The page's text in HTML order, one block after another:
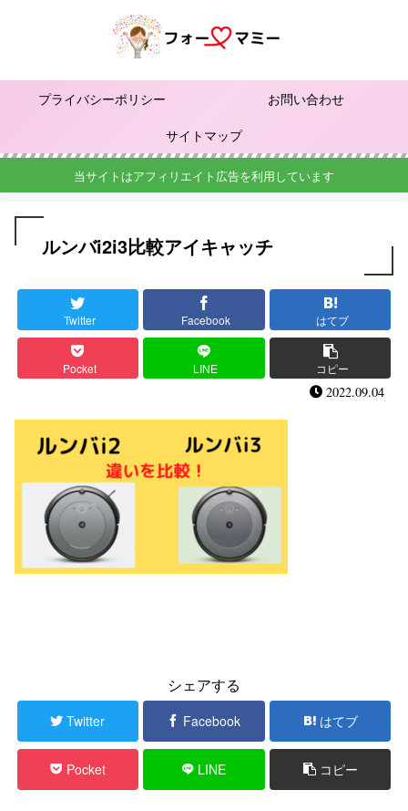
プライバシーポリシー
お問い合わせ
サイトマップ
当サイトはアフィリエイト広告を利用しています
ルンバi2i3比較アイキャッチ
Twitter Facebook はてブ
Pocket LINE コピー
2022.09.04
シェアする
Twitter Facebook はてブ
Pocket LINE コピー